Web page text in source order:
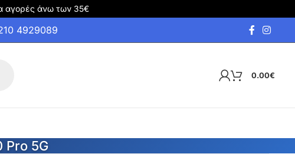
αγορές άνω των 35€
4929089
0.00€
5G